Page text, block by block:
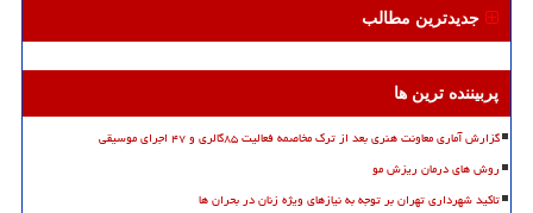
جدیدترین مطالب
پربیننده ترین ها
گزارش آماری معاونت هنری بعد از ترک مخاصمه فعالیت ۸۵گالری و ۴۷ اجرای موسیقی
روش های درمان ریزش مو
تاکید شهرداری تهران بر توجه به نیازهای ویژه زنان در بحران ها